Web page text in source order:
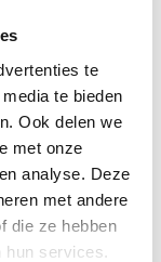
te
te bieden
Ook delen we
met onze
analyse. Deze
met andere
die ze hebben
hun services.
57 reviews
USB-A
5 Volt
in huis